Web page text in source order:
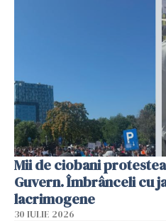
Mii de ciobani
Guvern. Îmbrânceli cu
lacrimogene
30 IULIE 2026